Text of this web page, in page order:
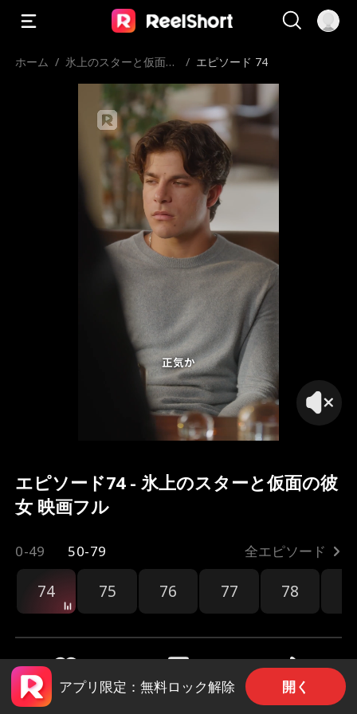
ホーム / 氷上のスターと仮面の
/ エピソード 74
正気か
エピソード74 - 氷上のスターと仮面の彼
女 映画フル
0-49 50-79 全エピソード
74 75 76 77 78
2.3k 49.5k 共有
アプリ限定：無料ロック解除 開く